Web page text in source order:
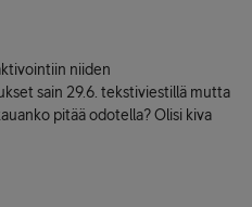
niiden
sain 29.6. tekstiviestillä mutta
pitää odotella? Olisi kiva